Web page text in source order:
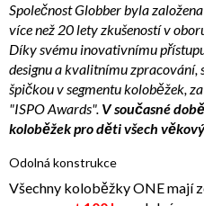
Společnost Globber byla
více než 20 lety zkušeností v
Díky svému inovativnímu
designu a kvalitnímu zpracování,
špičkou v segmentu koloběžek,
"ISPO Awards". V současné
koloběžek pro děti všech
Odolná konstrukce
Všechny koloběžky ONE mají